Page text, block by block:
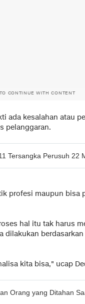
CONTINUE WITH CONTENT
ada kesalahan atau
pelanggaran.
Tersangka Perusuh 22
profesi maupun bisa
hal itu tak harus
dilakukan
kita bisa," ucap
Orang yang Ditahan